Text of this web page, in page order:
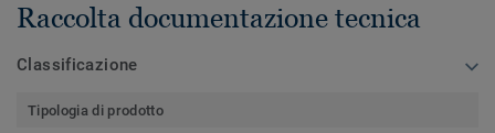
Raccolta documentazione tecnica
Classificazione
Tipologia di prodotto